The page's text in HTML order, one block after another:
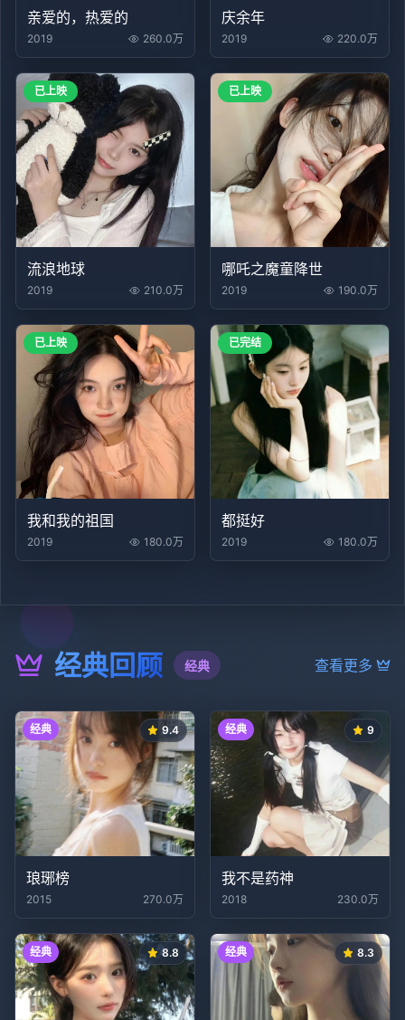
亲爱的，热爱的
2019 260.0万
庆余年
2019 220.0万
已上映
流浪地球
2019 210.0万
已上映
哪吒之魔童降世
2019 190.0万
已上映
我和我的祖国
2019 180.0万
已完结
都挺好
2019 180.0万
经典回顾 经典 查看更多
经典 9.4
琅琊榜
2015 270.0万
经典 9
我不是药神
2018 230.0万
经典 8.8 经典 8.3